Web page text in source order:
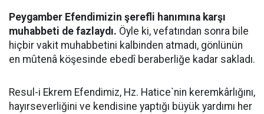
Peygamber Efendimizin şerefli hanımına karşı
muhabbeti de fazlaydı. Öyle ki, vefatından sonra bile
hiçbir vakit muhabbetini kalbinden atmadı, gönlünün
en mûtenâ köşesinde ebedî beraberliğe kadar sakladı.
Resul-i Ekrem Efendimiz, Hz. Hatice`nin keremkârlığını,
hayırseverliğini ve kendisine yaptığı büyük yardımı her